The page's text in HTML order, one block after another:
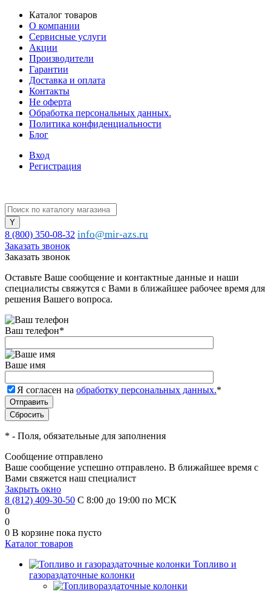
Каталог товаров
О компании
Сервисные услуги
Акции
Производители
Гарантии
Доставка и оплата
Контакты
Не оферта
Обработка персональных данных.
Политика конфиденциальности
Блог
Вход
Регистрация
8 (800) 350-08-32 info@mir-azs.ru
Заказать звонок
Заказать звонок
Оставьте Ваше сообщение и контактные данные и наши
специалисты свяжутся с Вами в ближайшее рабочее время для
решения Вашего вопроса.
Ваш телефон*
Ваше имя
Я согласен на обработку персональных данных.*
* - Поля, обязательные для заполнения
Сообщение отправлено
Ваше сообщение успешно отправлено. В ближайшее время с
Вами свяжется наш специалист
Закрыть окно
8 (812) 409-30-50 С 8:00 до 19:00 по МСК
0
0
0 В корзине пока пусто
Каталог товаров
Топливо и
газораздаточные колонки